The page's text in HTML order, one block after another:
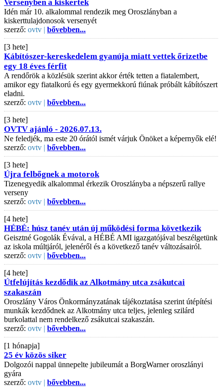
Versenyben a kiskertek
Idén már 10. alkalommal rendezik meg Oroszlányban a
kiskerttulajdonosok versenyét
szerző: ovtv | bővebben...
[3 hete]
Kábítószer-kereskedelem gyanúja miatt vettek őrizetbe
egy 18 éves férfit
A rendőrök a közlésük szerint akkor érték tetten a fiatalembert,
amikor egy fiatalkorú és egy gyermekkorú fiúnak próbált kábítószert
eladni.
szerző: ovtv | bővebben...
[3 hete]
OVTV ajánló - 2026.07.13.
Ne feledjék, ma este 20 órától ismét várjuk Önöket a képernyők elé!
szerző: ovtv | bővebben...
[3 hete]
Újra felbőgnek a motorok
Tizenegyedik alkalommal érkezik Oroszlányba a népszerű rallye
verseny
szerző: ovtv | bővebben...
[4 hete]
HÉBÉ: húsz tanév után új működési forma következik
Geisztné Gogolák Évával, a HÉBÉ AMI igazgatójával beszélgetünk
az iskola múltjáról, jelenéről és a következő tanév változásairól.
szerző: ovtv | bővebben...
[4 hete]
Útfelújítás kezdődik az Alkotmány utca zsákutcai
szakaszán
Oroszlány Város Önkormányzatának tájékoztatása szerint útépítési
munkák kezdődnek az Alkotmány utca teljes, jelenleg szilárd
burkolattal nem rendelkező zsákutcai szakaszán.
szerző: ovtv | bővebben...
[1 hónapja]
25 év közös siker
Dolgozói nappal ünnepelte jubileumát a BorgWarner oroszlányi
gyára
szerző: ovtv | bővebben...